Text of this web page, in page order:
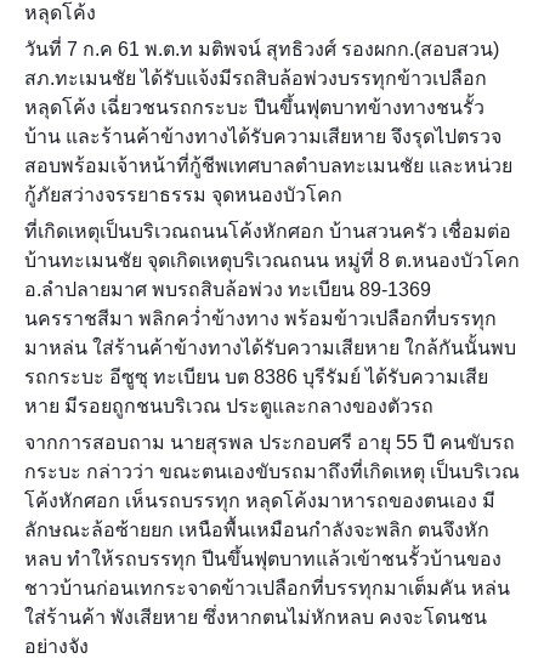
หลุดโค้ง
วันที่ 7 ก.ค 61 พ.ต.ท มติพจน์ สุทธิวงศ์ รองผกก.(สอบสวน)
สภ.ทะเมนชัย ได้รับแจ้งมีรถสิบล้อพ่วงบรรทุกข้าวเปลือก
หลุดโค้ง เฉี่ยวชนรถกระบะ ปีนขึ้นฟุตบาทข้างทางชนรั้ว
บ้าน และร้านค้าข้างทางได้รับความเสียหาย จึงรุดไปตรวจ
สอบพร้อมเจ้าหน้าที่กู้ชีพเทศบาลตำบลทะเมนชัย และหน่วย
กู้ภัยสว่างจรรยาธรรม จุดหนองบัวโคก
ที่เกิดเหตุเป็นบริเวณถนนโค้งหักศอก บ้านสวนครัว เชื่อมต่อ
บ้านทะเมนชัย จุดเกิดเหตุบริเวณถนน หมู่ที่ 8 ต.หนองบัวโคก
อ.ลำปลายมาศ พบรถสิบล้อพ่วง ทะเบียน 89-1369
นครราชสีมา พลิกคว่ำข้างทาง พร้อมข้าวเปลือกที่บรรทุก
มาหล่น ใส่ร้านค้าข้างทางได้รับความเสียหาย ใกล้กันนั้นพบ
รถกระบะ อีซูซุ ทะเบียน บต 8386 บุรีรัมย์ ได้รับความเสีย
หาย มีรอยถูกชนบริเวณ ประตูและกลางของตัวรถ
จากการสอบถาม นายสุรพล ประกอบศรี อายุ 55 ปี คนขับรถ
กระบะ กล่าวว่า ขณะตนเองขับรถมาถึงที่เกิดเหตุ เป็นบริเวณ
โค้งหักศอก เห็นรถบรรทุก หลุดโค้งมาหารถของตนเอง มี
ลักษณะล้อซ้ายยก เหนือพื้นเหมือนกำลังจะพลิก ตนจึงหัก
หลบ ทำให้รถบรรทุก ปีนขึ้นฟุตบาทแล้วเข้าชนรั้วบ้านของ
ชาวบ้านก่อนเทกระจาดข้าวเปลือกที่บรรทุกมาเต็มคัน หล่น
ใส่ร้านค้า พังเสียหาย ซึ่งหากตนไม่หักหลบ คงจะโดนชน
อย่างจัง